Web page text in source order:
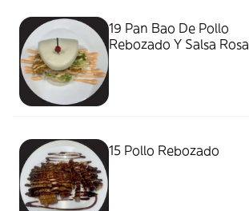
19 Pan Bao De Pollo
Rebozado Y Salsa Rosa
15 Pollo Rebozado